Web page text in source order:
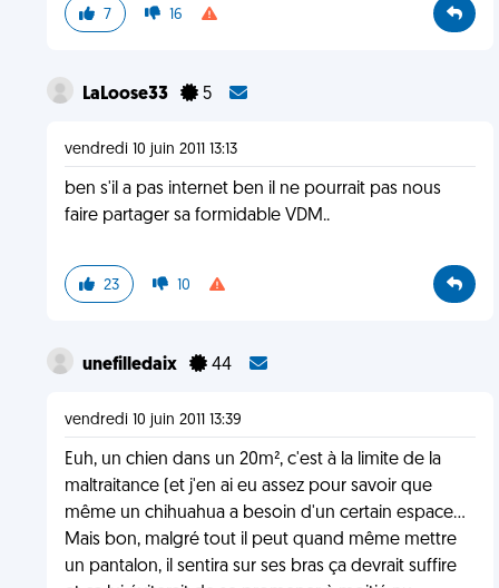
7 16
LaLoose33 5
vendredi 10 juin 2011 13:13
ben s'il a pas internet ben il ne pourrait pas nous
faire partager sa formidable VDM..
23 10
unefilledaix 44
vendredi 10 juin 2011 13:39
Euh, un chien dans un 20m², c'est à la limite de la
maltraitance (et j'en ai eu assez pour savoir que
même un chihuahua a besoin d'un certain espace...
Mais bon, malgré tout il peut quand même mettre
un pantalon, il sentira sur ses bras ça devrait suffire